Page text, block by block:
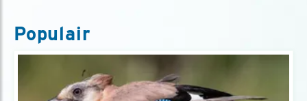
Populair